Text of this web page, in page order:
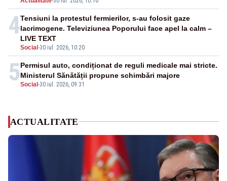
4
Social-30 iul. 2026, 10:20
Tensiuni la protestul fermierilor, s-au folosit gaze
lacrimogene. Televiziunea Poporului face apel la calm –
LIVE TEXT
5Social-30 iul. 2026, 09:31
Permisul auto, condiționat de reguli medicale mai stricte.
Ministerul Sănătății propune schimbări majore
ACTUALITATE